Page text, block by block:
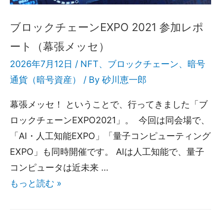
ブロックチェーンEXPO 2021 参加レポ
ート（幕張メッセ）
2026年7月12日 / NFT、 ブロックチェーン、 暗号
通貨（暗号資産）
/ By 砂川恵一郎
幕張メッセ！ ということで、行ってきました「ブ
ロックチェーンEXPO2021」。 今回は同会場で、
「AI・人工知能EXPO」「量子コンピューティング
EXPO」も同時開催です。 AIは人工知能で、量子
コンピュータは近未来 …
もっと読む »